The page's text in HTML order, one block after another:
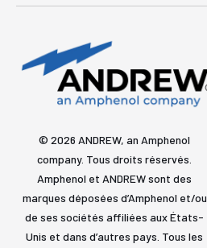
© 2026 ANDREW, an Amphenol
company. Tous droits réservés.
Amphenol et ANDREW sont des
marques déposées d’Amphenol et/ou
de ses sociétés affiliées aux États-
Unis et dans d’autres pays. Tous les